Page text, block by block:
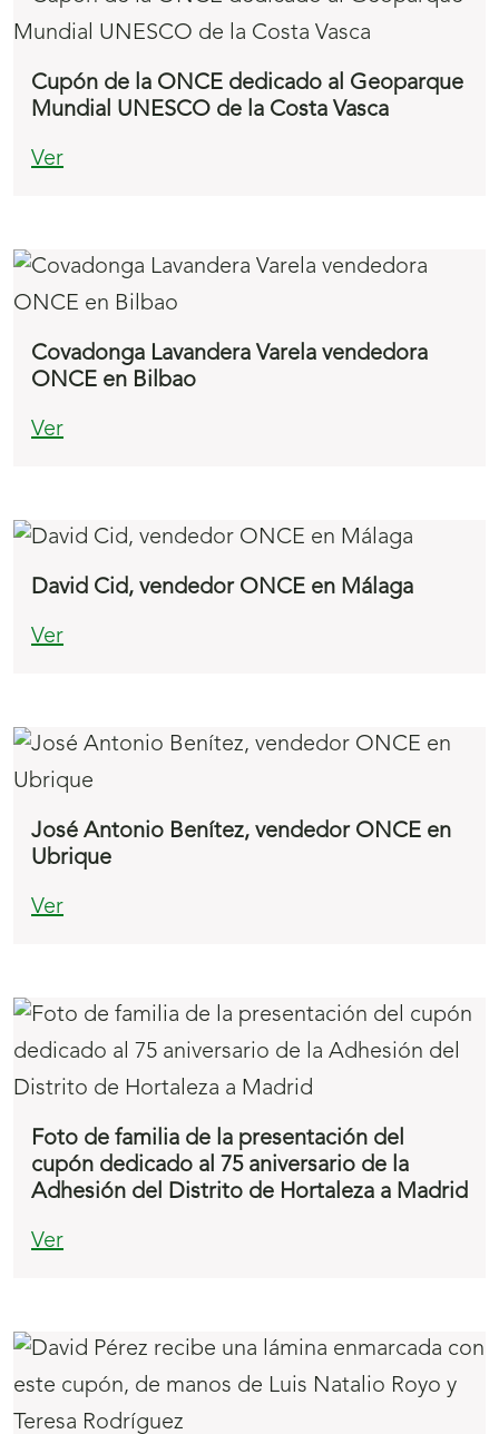
Cupón de la ONCE dedicado al Geoparque
Mundial UNESCO de la Costa Vasca
Ver
Covadonga Lavandera Varela vendedora
ONCE en Bilbao
Ver
David Cid, vendedor ONCE en Málaga
Ver
José Antonio Benítez, vendedor ONCE en
Ubrique
Ver
Foto de familia de la presentación del
cupón dedicado al 75 aniversario de la
Adhesión del Distrito de Hortaleza a Madrid
Ver